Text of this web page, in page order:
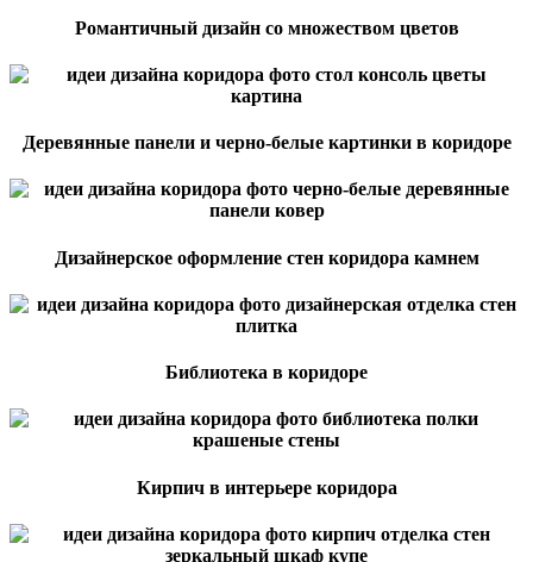
Романтичный дизайн со множеством цветов
Деревянные панели и черно-белые картинки в коридоре
Дизайнерское оформление стен коридора камнем
Библиотека в коридоре
Кирпич в интерьере коридора